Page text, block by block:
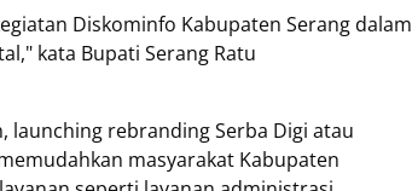
Diskominfo Kabupaten Serang dalam
kata Bupati Serang Ratu
launching rebranding Serba Digi atau
masyarakat Kabupaten